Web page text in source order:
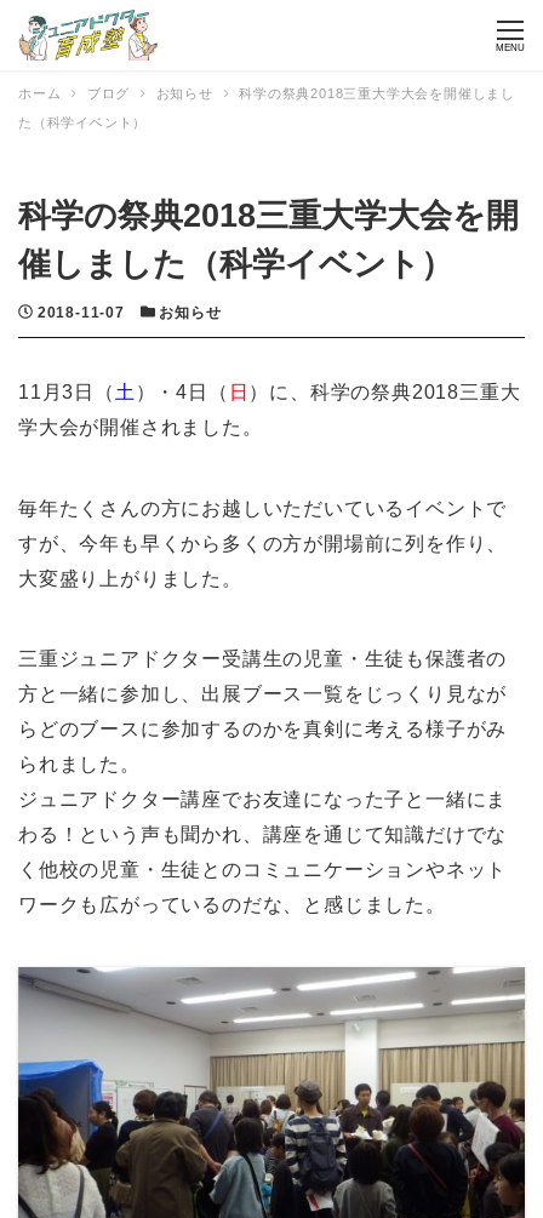
MENU
ホーム ブログ お知らせ
科学の祭典2018三重大学大会を開催しまし
た（科学イベント）
科学の祭典2018三重大学大会を開
催しました（科学イベント）
投稿日
2018-11-07 カテゴリー
お知らせ
11月3日（ 土 ）・4日（ 日 ）に、科学の祭典2018三重大
学大会が開催されました。
毎年たくさんの方にお越しいただいているイベントで
すが、今年も早くから多くの方が開場前に列を作り、
大変盛り上がりました。
三重ジュニアドクター受講生の児童・生徒も保護者の
方と一緒に参加し、出展ブース一覧をじっくり見なが
らどのブースに参加するのかを真剣に考える様子がみ
られました。
ジュニアドクター講座でお友達になった子と一緒にま
わる！という声も聞かれ、講座を通じて知識だけでな
く他校の児童・生徒とのコミュニケーションやネット
ワークも広がっているのだな、と感じました。